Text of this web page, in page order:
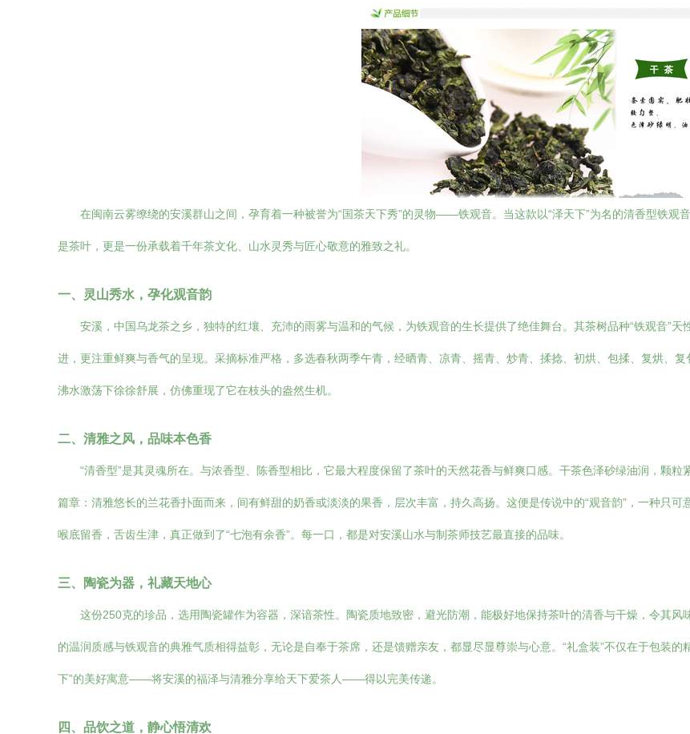
在闽南云雾缭绕的安溪群山之间，孕育着一种被誉为“国茶天下秀”的灵物——铁观音。当这款以“泽天下”为名的清香型铁观
是茶叶，更是一份承载着千年茶文化、山水灵秀与匠心敬意的雅致之礼。
一、灵山秀水，孕化观音韵
安溪，中国乌龙茶之乡，独特的红壤、充沛的雨雾与温和的气候，为铁观音的生长提供了绝佳舞台。其茶树品种“铁观音”
进，更注重鲜爽与香气的呈现。采摘标准严格，多选春秋两季午青，经晒青、凉青、摇青、炒青、揉捻、初烘、包揉、复烘、
沸水激荡下徐徐舒展，仿佛重现了它在枝头的盎然生机。
二、清雅之风，品味本色香
“清香型”是其灵魂所在。与浓香型、陈香型相比，它最大程度保留了茶叶的天然花香与鲜爽口感。干茶色泽砂绿油润，颗
篇章：清雅悠长的兰花香扑面而来，间有鲜甜的奶香或淡淡的果香，层次丰富，持久高扬。这便是传说中的“观音韵”，一种只
喉底留香，舌齿生津，真正做到了“七泡有余香”。每一口，都是对安溪山水与制茶师技艺最直接的品味。
三、陶瓷为器，礼藏天地心
这份250克的珍品，选用陶瓷罐作为容器，深谙茶性。陶瓷质地致密，避光防潮，能极好地保持茶叶的清香与干燥，令其
的温润质感与铁观音的典雅气质相得益彰，无论是自奉于茶席，还是馈赠亲友，都显尽显尊崇与心意。“礼盒装”不仅在于包装
下”的美好寓意——将安溪的福泽与清雅分享给天下爱茶人——得以完美传递。
四、品饮之道，静心悟清欢